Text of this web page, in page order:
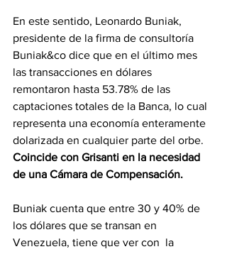
En este sentido, Leonardo Buniak,
presidente de la firma de consultoría
Buniak&co dice que en el último mes
las transacciones en dólares
remontaron hasta 53.78% de las
captaciones totales de la Banca, lo cual
representa una economía enteramente
dolarizada en cualquier parte del orbe.
Coincide con Grisanti en la necesidad
de una Cámara de Compensación.
Buniak cuenta que entre 30 y 40% de
los dólares que se transan en
Venezuela, tiene que ver con  la